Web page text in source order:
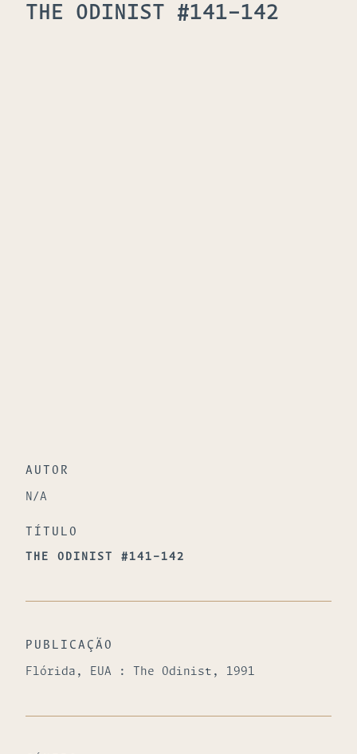
THE ODINIST #141-142
AUTOR
N/A
TÍTULO
THE ODINIST #141-142
PUBLICAÇÃO
Flórida, EUA : The Odinist, 1991